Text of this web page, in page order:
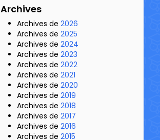
Archives
Archives de 2026
Archives de 2025
Archives de 2024
Archives de 2023
Archives de 2022
Archives de 2021
Archives de 2020
Archives de 2019
Archives de 2018
Archives de 2017
Archives de 2016
Archives de 2015